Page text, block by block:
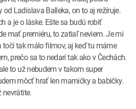
Ladislava Balleka, on to aj režíruje.
a je o láske. Ešte sa budú robiť
mať premiéru, to zatiaľ neviem. Je mi
točí tak málo filmov, aj keď tu máme
prečo sa to nedarí tak ako v Čechách.
to už nebudem v takom super
môcť hrať len mamičky a babičky.
nevrátite.